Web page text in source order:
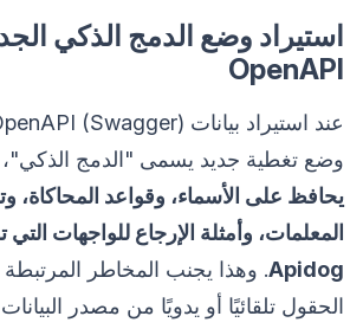
استيراد وضع الدمج الذكي
OpenAPI
وضع تغطية جديد يسمى "الدمج
يحافظ على الأسماء، وقواعد المحاكاة،
المعلمات، وأمثلة الإرجاع للواجهات التي
Apidog. وهذا يجنب المخاطر المرتبطة
الحقول تلقائيًا أو يدويًا من مصدر